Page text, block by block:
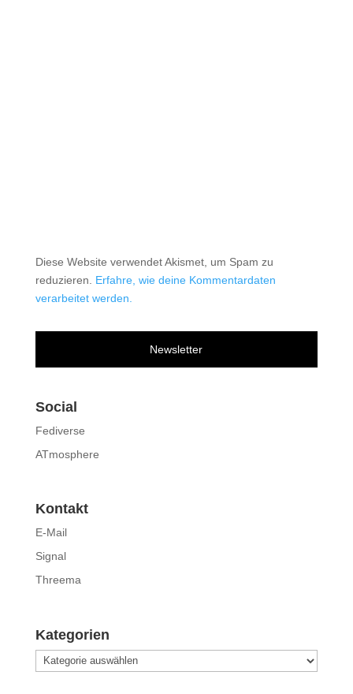
Diese Website verwendet Akismet, um Spam zu
reduzieren. Erfahre, wie deine Kommentardaten
verarbeitet werden.
Newsletter
Social
Fediverse
ATmosphere
Kontakt
E-Mail
Signal
Threema
Kategorien
Kategorien